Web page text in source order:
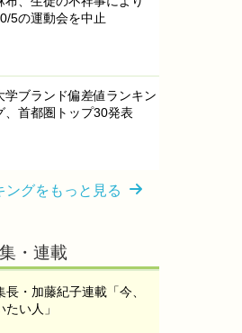
5の運動会を中止
学ブランド偏差値ランキン
、首都圏トップ30発表
ングをもっと見る
・連載
長・加藤紀子連載「今、
たい人」